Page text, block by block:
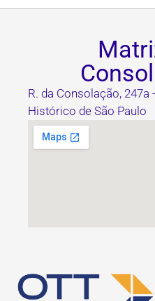
R. da Consolação, 247a
Histórico de São Paulo